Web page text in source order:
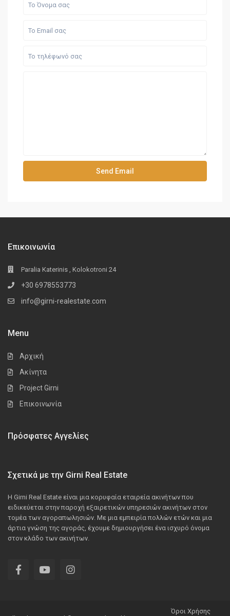
Επικοινωνία
Paralia Katerinis , Kolokotroni 24
+30 6978553773
info@girni-realestate.com
Menu
Αρχική
Ακίνητα
Project Girni
Επικοινωνία
Πρόσφατες Αγγελίες
Σχετικά με την Girni Real Estate
Η Girni Real Estate είναι μια κορυφαία εταιρεία ακινήτων που
ειδικεύεται στην παροχή εξαιρετικών υπηρεσιών ακινήτων στον
τομέα των αγοραπωλησιών. Με μια εμπειρία πολλών ετών και μια
άρτια γνώση της αγοράς, έχουμε δημιουργήσει ένα ισχυρό όνομα
στον κλάδο των ακινήτων.
Όροι Χρήσης